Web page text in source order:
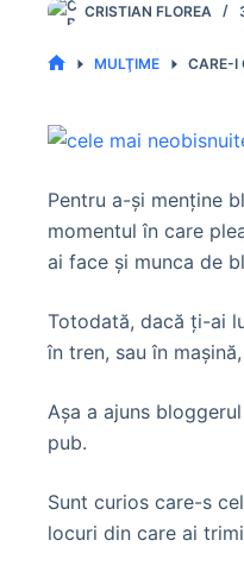
CRISTIAN FLOREA
MULŢIME CARE-I
Pentru a-şi menţine
momentul în care
ai face şi munca de
Totodată, dacă ţi-ai
în tren, sau în
Aşa a ajuns
pub.
Sunt curios care-s
locuri din care ai